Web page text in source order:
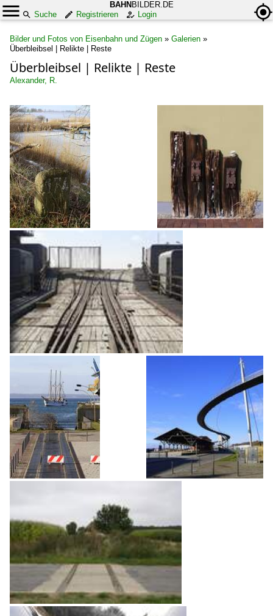
BAHN BILDER.DE
Suche
Registrieren Login
Bilder und Fotos von Eisenbahn und Zügen » Galerien »
Überbleibsel | Relikte | Reste
Überbleibsel | Relikte | Reste
Alexander, R.